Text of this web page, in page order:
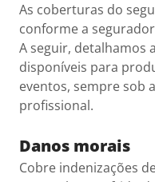
As coberturas do
conforme a
A seguir, detalhamos
disponíveis para
eventos, sempre sob
profissional.
Danos morais
Cobre indenizações